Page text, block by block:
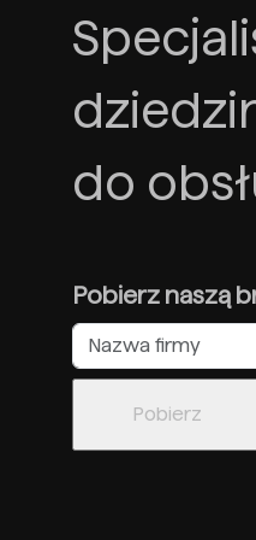
do
Pobierz naszą